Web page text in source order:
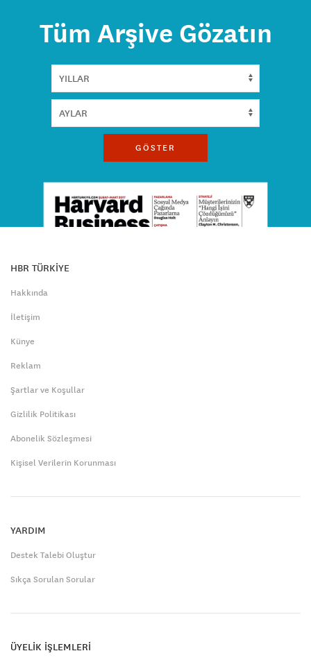
Tüm Arşive Gözatın
GÖSTER
HBR TÜRKİYE
Hakkında
İletişim
Künye
Reklam
Şartlar ve Koşullar
Gizlilik Politikası
Abonelik Sözleşmesi
Kişisel Verilerin Korunması
YARDIM
Destek Talebi Oluştur
Sıkça Sorulan Sorular
ÜYELİK İŞLEMLERİ